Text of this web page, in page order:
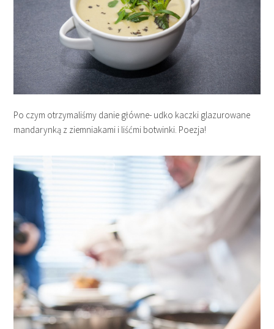
Po czym otrzymaliśmy danie główne- udko kaczki glazurowane
mandarynką z ziemniakami i liśćmi botwinki. Poezja!